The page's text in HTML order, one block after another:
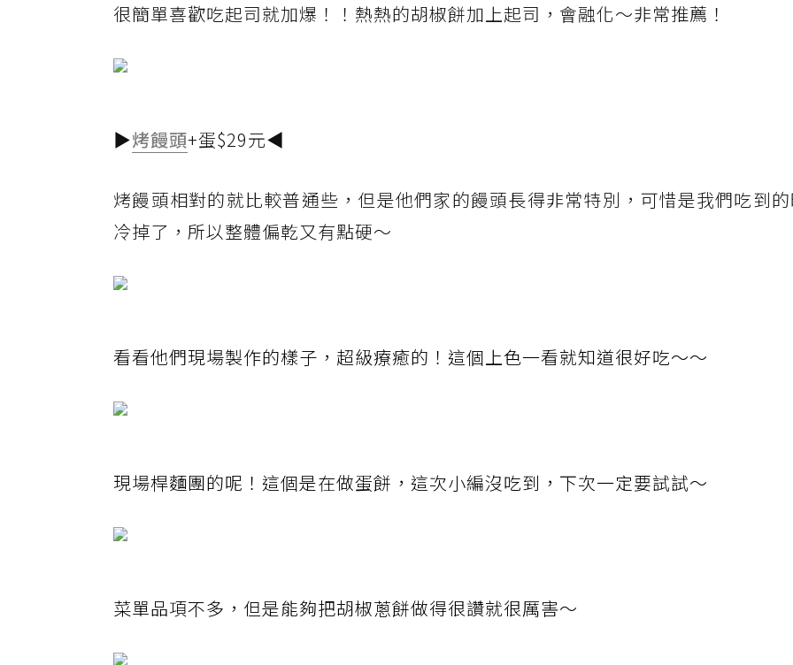
很簡單喜歡吃起司就加爆！！熱熱的胡椒餅加上起司，會融化～非常推薦！
▶烤饅頭+蛋$29元◀
烤饅頭相對的就比較普通些，但是他們家的饅頭長得非常特別，可惜是我們吃到
冷掉了，所以整體偏乾又有點硬～
看看他們現場製作的樣子，超級療癒的！這個上色一看就知道很好吃～～
現場桿麵團的呢！這個是在做蛋餅，這次小編沒吃到，下次一定要試試～
菜單品項不多，但是能夠把胡椒蔥餅做得很讚就很厲害～